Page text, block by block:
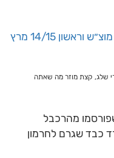
דיווחי שטח מוצ״ש וראשון 14/15 מרץ
שלג, קצת מוזר מה שאתה
מהרכבל
כבד שגרם לחרמון